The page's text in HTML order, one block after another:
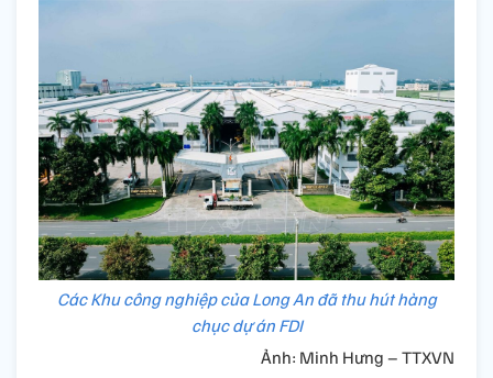
Các Khu công nghiệp của Long An đã thu hút hàng
chục dự án FDI
Ảnh: Minh Hưng – TTXVN